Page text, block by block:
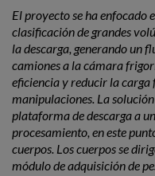
El proyecto se ha enfocado
clasificación de grandes
la descarga, generando un
camiones a la cámara
eficiencia y reducir la carga
manipulaciones. La
plataforma de descarga a
procesamiento, en este
cuerpos. Los cuerpos se
módulo de adquisición de